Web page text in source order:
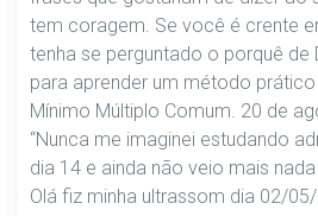
tem coragem. Se você é crente
tenha se perguntado o porquê de
para aprender um método
Mínimo Múltiplo Comum. 20 de
“Nunca me imaginei estudando
dia 14 e ainda não veio mais
Olá fiz minha ultrassom dia 02/